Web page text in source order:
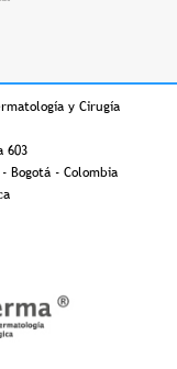
y Cirugía
603
Bogotá - Colombia